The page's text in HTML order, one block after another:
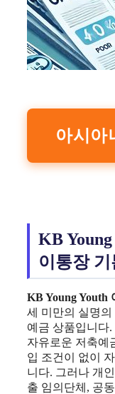
KB
이통장
KB Young Youth
세 미만의 실명의
예금 상품입니다.
자유로운 저축예
입 조건이 없이
니다. 그러나 개
출 임의단체, 공